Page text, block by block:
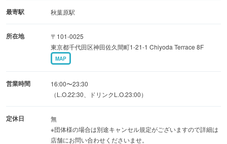
やホタテなど全10品2時間飲み放題5500円⇒4500円
間飲み放題5950円⇒4950円
■誕生日や記念日に■
メッセージ付き肉ケーキをサービス致します♪
◎サプライズもお受けすることが出来ますのでお気軽にご
最寄駅 秋葉原駅
所在地
〒101-0025
東京都千代田区神田佐久間町1-21-1 Chiyoda Terrace 8F
MAP
営業時間
16:00〜23:30
（L.O.22:30、ドリンクL.O.23:00）
定休日
無
※団体様の場合は別途キャンセル規定がございますので詳細は
店舗にお問い合わせくださいませ。